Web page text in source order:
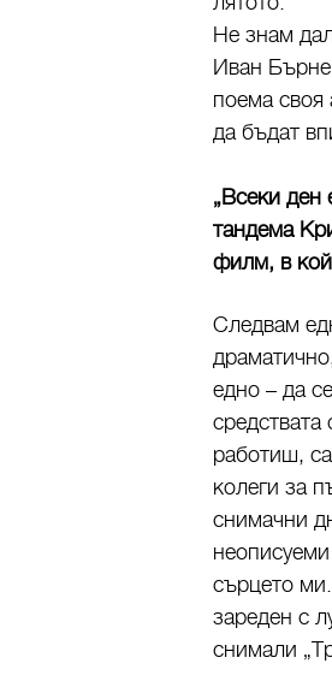
Не знам
Иван
поема своя
да бъдат
„Всеки
тандема
филм, в
Следвам
едно – да
работиш,
колеги за
снимачни
сърцето
зареден с
снимали